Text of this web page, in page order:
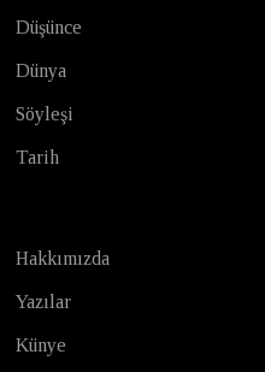
Düşünce
Dünya
Söyleşi
Tarih
Hakkımızda
Yazılar
Künye